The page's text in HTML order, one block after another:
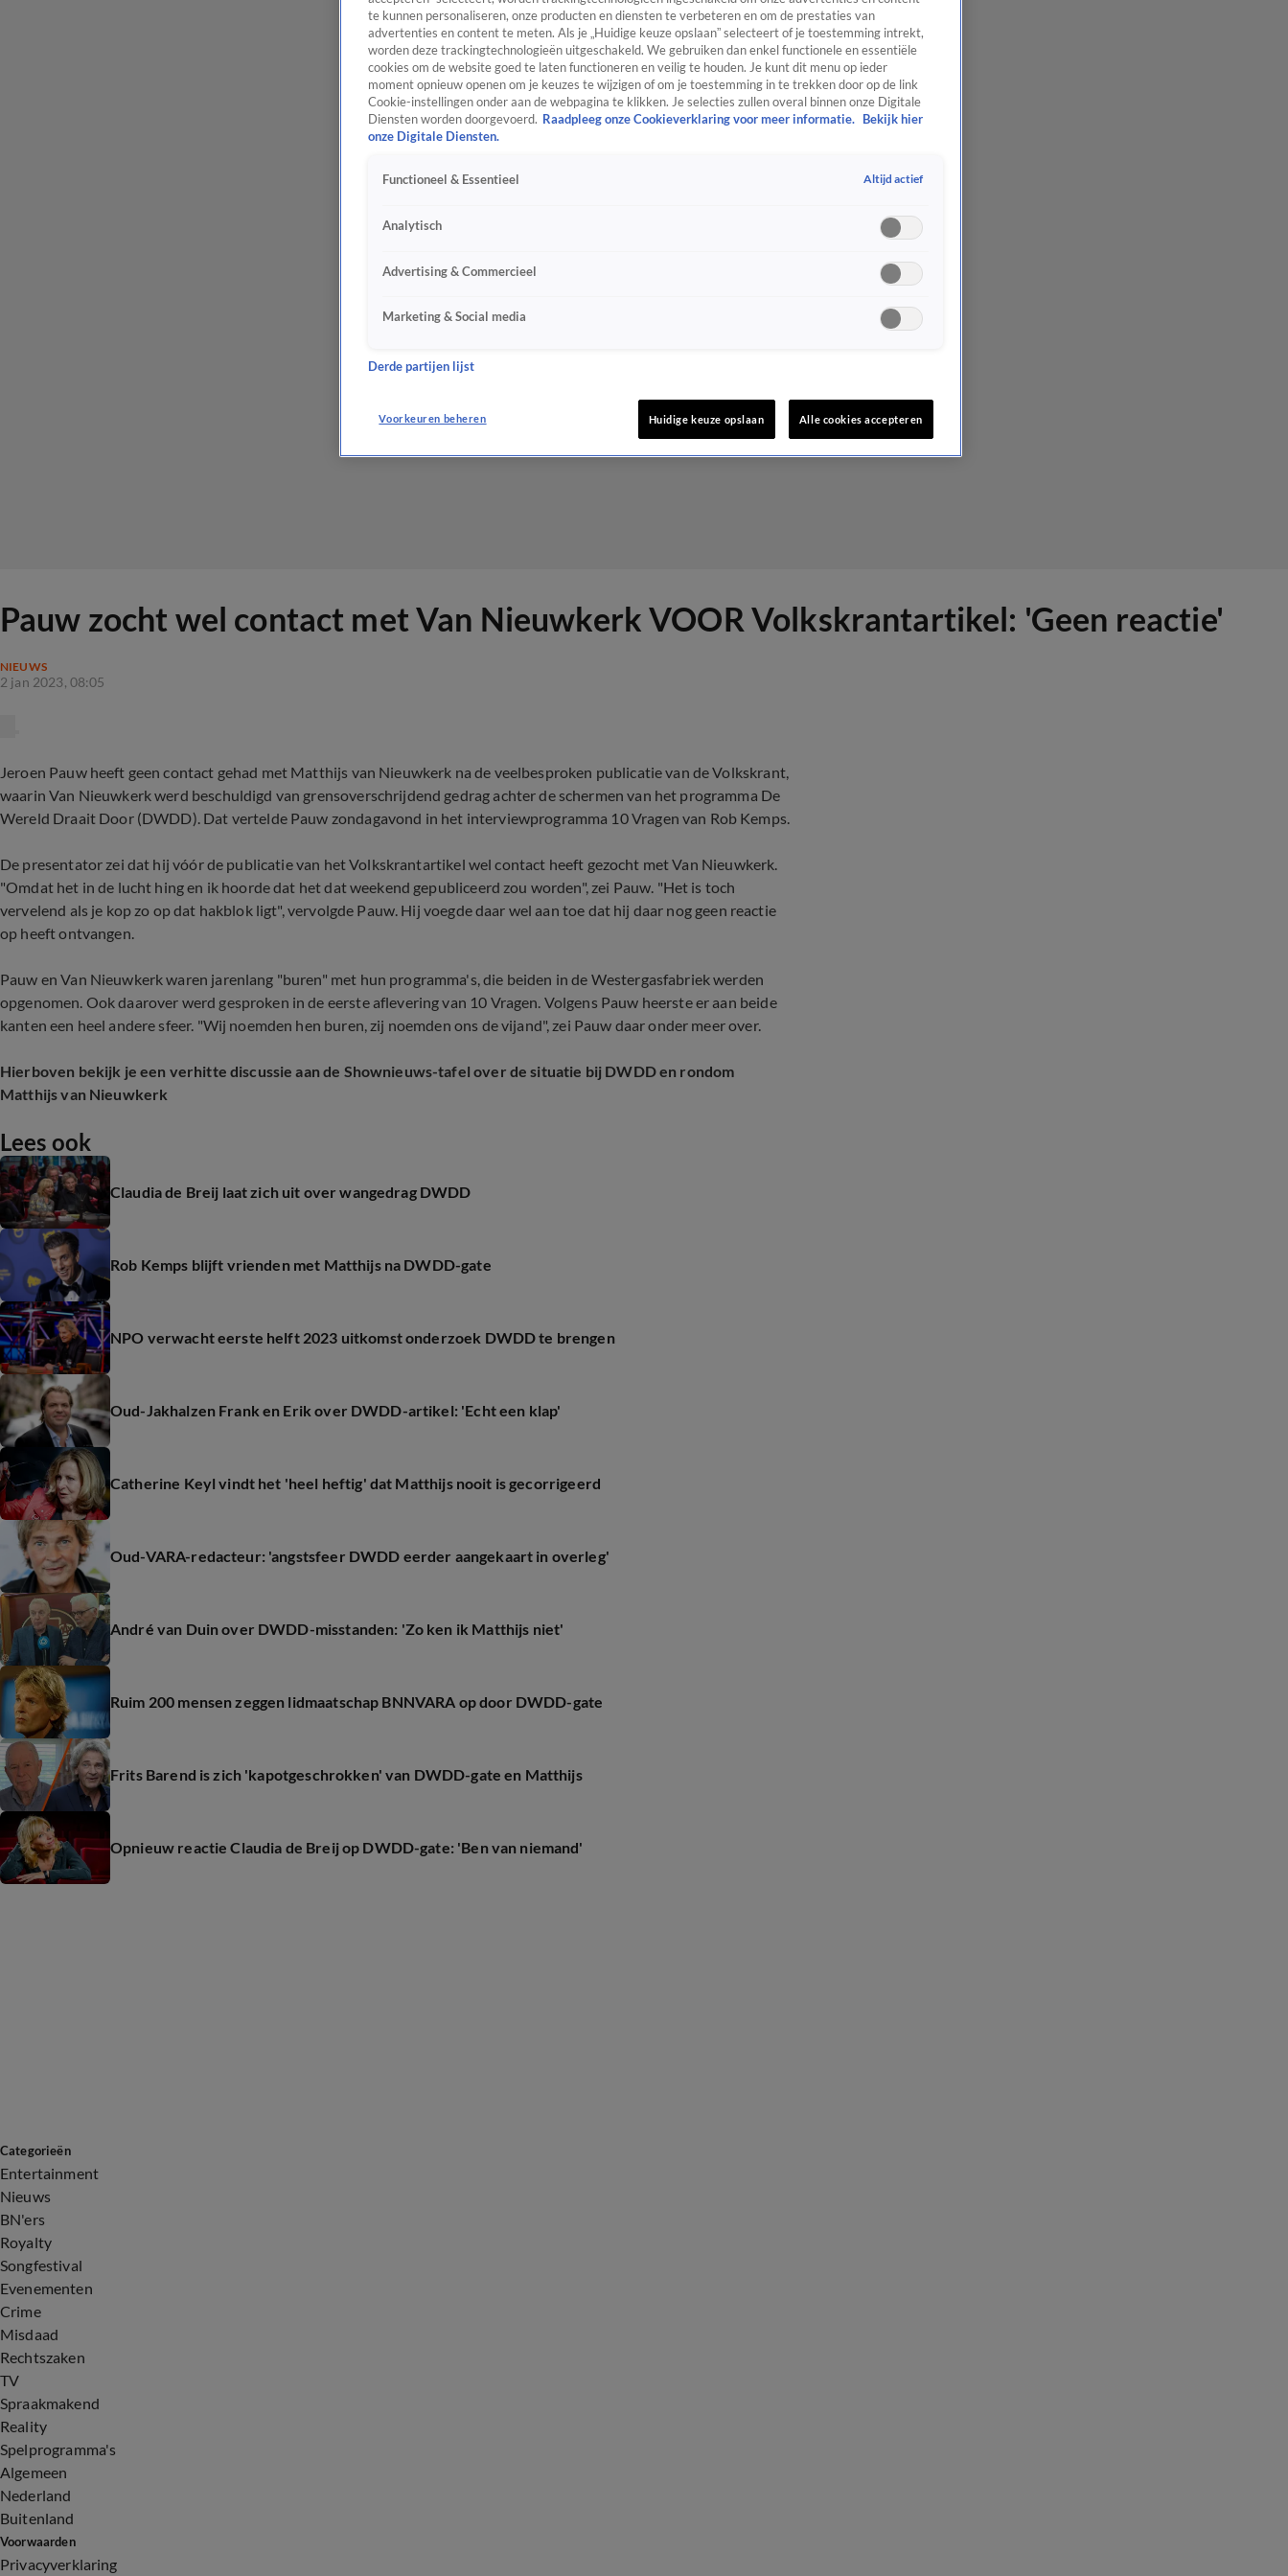
Pauw zocht wel contact met Van Nieuwkerk VOOR Volkskrantartikel: 'Geen reactie'
NIEUWS
2 jan 2023, 08:05
Jeroen Pauw heeft geen contact gehad met Matthijs van Nieuwkerk na de veelbesproken publicatie van de Volkskrant,
waarin Van Nieuwkerk werd beschuldigd van grensoverschrijdend gedrag achter de schermen van het programma De
Wereld Draait Door (DWDD). Dat vertelde Pauw zondagavond in het interviewprogramma 10 Vragen van Rob Kemps.
De presentator zei dat hij vóór de publicatie van het Volkskrantartikel wel contact heeft gezocht met Van Nieuwkerk.
"Omdat het in de lucht hing en ik hoorde dat het dat weekend gepubliceerd zou worden", zei Pauw. "Het is toch
vervelend als je kop zo op dat hakblok ligt", vervolgde Pauw. Hij voegde daar wel aan toe dat hij daar nog geen reactie
op heeft ontvangen.
Pauw en Van Nieuwkerk waren jarenlang "buren" met hun programma's, die beiden in de Westergasfabriek werden
opgenomen. Ook daarover werd gesproken in de eerste aflevering van 10 Vragen. Volgens Pauw heerste er aan beide
kanten een heel andere sfeer. "Wij noemden hen buren, zij noemden ons de vijand", zei Pauw daar onder meer over.
Hierboven bekijk je een verhitte discussie aan de Shownieuws-tafel over de situatie bij DWDD en rondom
Matthijs van Nieuwkerk
Lees ook
Claudia de Breij laat zich uit over wangedrag DWDD
Rob Kemps blijft vrienden met Matthijs na DWDD-gate
NPO verwacht eerste helft 2023 uitkomst onderzoek DWDD te brengen
Oud-Jakhalzen Frank en Erik over DWDD-artikel: 'Echt een klap'
Catherine Keyl vindt het 'heel heftig' dat Matthijs nooit is gecorrigeerd
Oud-VARA-redacteur: 'angstsfeer DWDD eerder aangekaart in overleg'
André van Duin over DWDD-misstanden: 'Zo ken ik Matthijs niet'
Ruim 200 mensen zeggen lidmaatschap BNNVARA op door DWDD-gate
Frits Barend is zich 'kapotgeschrokken' van DWDD-gate en Matthijs
Opnieuw reactie Claudia de Breij op DWDD-gate: 'Ben van niemand'
Categorieën
Entertainment
Nieuws
BN'ers
Royalty
Songfestival
Evenementen
Crime
Misdaad
Rechtszaken
TV
Spraakmakend
Reality
Spelprogramma's
Algemeen
Nederland
Buitenland
Voorwaarden
Privacyverklaring
te kunnen personaliseren, onze producten en diensten te verbeteren en om de prestaties van
advertenties en content te meten. Als je „Huidige keuze opslaan” selecteert of je toestemming intrekt,
worden deze trackingtechnologieën uitgeschakeld. We gebruiken dan enkel functionele en essentiële
cookies om de website goed te laten functioneren en veilig te houden. Je kunt dit menu op ieder
moment opnieuw openen om je keuzes te wijzigen of om je toestemming in te trekken door op de link
Cookie-instellingen onder aan de webpagina te klikken. Je selecties zullen overal binnen onze Digitale
Diensten worden doorgevoerd. Raadpleeg onze Cookieverklaring voor meer informatie.
Bekijk hier
onze Digitale Diensten.
Functioneel & Essentieel Altijd actief
Analytisch
Advertising & Commercieel
Marketing & Social media
Derde partijen lijst
Voorkeuren beheren Huidige keuze opslaan Alle cookies accepteren